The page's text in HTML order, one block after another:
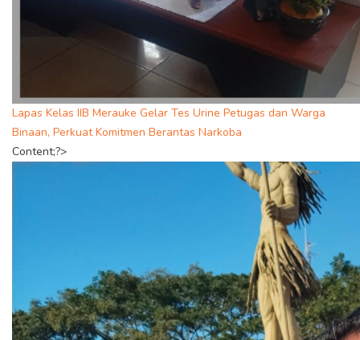
Lapas Kelas IIB Merauke Gelar Tes Urine Petugas dan Warga
Binaan, Perkuat Komitmen Berantas Narkoba
Content;?>